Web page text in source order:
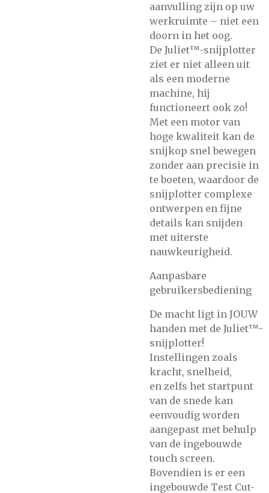
aanvulling zijn op uw
werkruimte – niet een
doorn in het oog.
De Juliet™-snijplotter
ziet er niet alleen uit
als een moderne
machine, hij
functioneert ook zo!
Met een motor van
hoge kwaliteit kan de
snijkop snel bewegen
zonder aan precisie in
te boeten, waardoor de
snijplotter complexe
ontwerpen en fijne
details kan snijden
met uiterste
nauwkeurigheid.
Aanpasbare
gebruikersbediening
De macht ligt in JOUW
handen met de Juliet™-
snijplotter!
Instellingen zoals
kracht, snelheid,
en zelfs het startpunt
van de snede kan
eenvoudig worden
aangepast met behulp
van de ingebouwde
touch screen.
Bovendien is er een
ingebouwde Test Cut-